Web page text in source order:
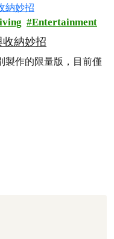
Entertainment
納妙招
製作的限量版，目前僅